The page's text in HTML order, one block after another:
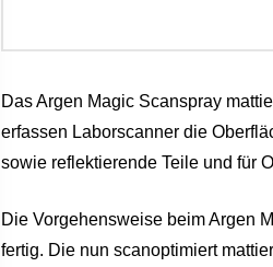
Das Argen Magic Scanspray
erfassen Laborscanner die
sowie reflektierende Teile und für
Die Vorgehensweise beim Argen
fertig. Die nun scanoptimiert